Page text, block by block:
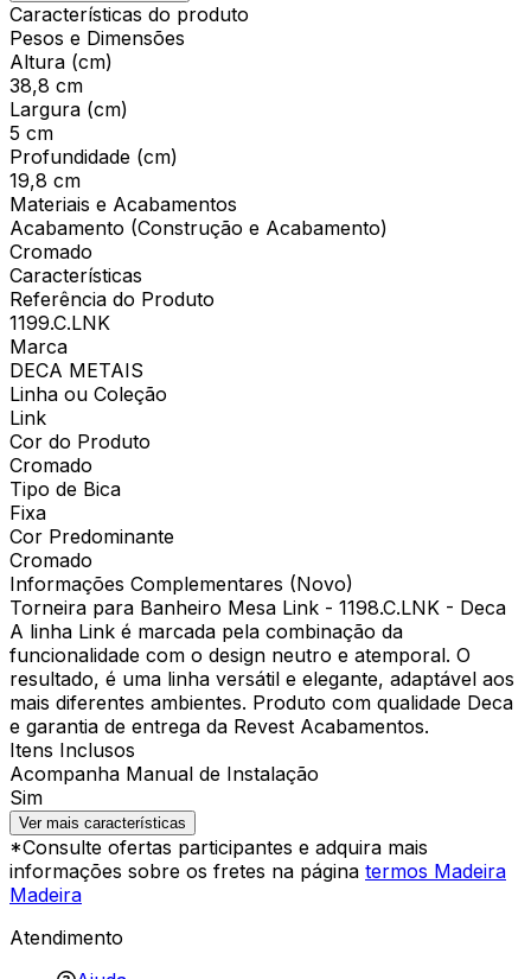
Características do produto
Pesos e Dimensões
Altura (cm)
38,8 cm
Largura (cm)
5 cm
Profundidade (cm)
19,8 cm
Materiais e Acabamentos
Acabamento (Construção e Acabamento)
Cromado
Características
Referência do Produto
1199.C.LNK
Marca
DECA METAIS
Linha ou Coleção
Link
Cor do Produto
Cromado
Tipo de Bica
Fixa
Cor Predominante
Cromado
Informações Complementares (Novo)
Torneira para Banheiro Mesa Link - 1198.C.LNK - Deca
A linha Link é marcada pela combinação da
funcionalidade com o design neutro e atemporal. O
resultado, é uma linha versátil e elegante, adaptável aos
mais diferentes ambientes. Produto com qualidade Deca
e garantia de entrega da Revest Acabamentos.
Itens Inclusos
Acompanha Manual de Instalação
Sim
Ver mais características
*Consulte ofertas participantes e adquira mais
informações sobre os fretes na página termos Madeira
Madeira
Atendimento